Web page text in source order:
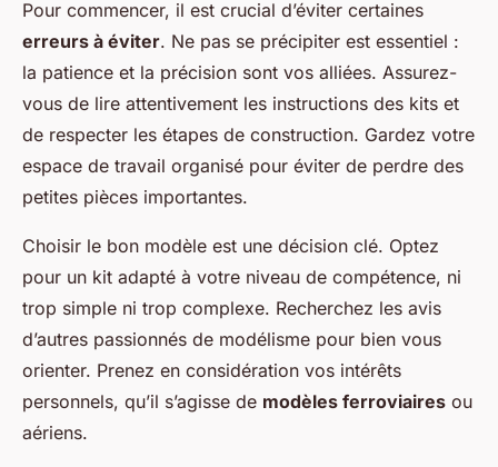
Pour commencer, il est crucial d’éviter certaines
erreurs à éviter. Ne pas se précipiter est essentiel :
la patience et la précision sont vos alliées. Assurez-
vous de lire attentivement les instructions des kits et
de respecter les étapes de construction. Gardez votre
espace de travail organisé pour éviter de perdre des
petites pièces importantes.
Choisir le bon modèle est une décision clé. Optez
pour un kit adapté à votre niveau de compétence, ni
trop simple ni trop complexe. Recherchez les avis
d’autres passionnés de modélisme pour bien vous
orienter. Prenez en considération vos intérêts
personnels, qu’il s’agisse de modèles ferroviaires ou
aériens.